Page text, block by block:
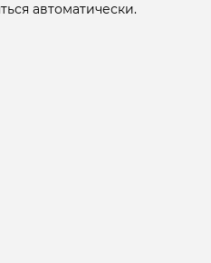
автоматически.